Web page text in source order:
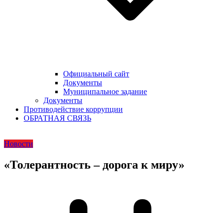
Официальный сайт
Документы
Муниципальное задание
Документы
Противодействие коррупции
ОБРАТНАЯ СВЯЗЬ
Новости
«Толерантность – дорога к миру»